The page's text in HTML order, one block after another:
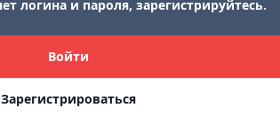
логина и пароля, зарегистрируйтесь.
Войти
Зарегистрироваться